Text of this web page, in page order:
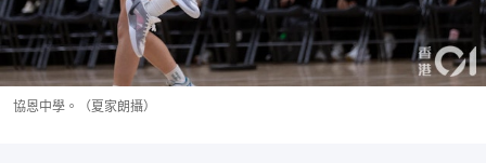
協恩中學。（夏家朗攝）